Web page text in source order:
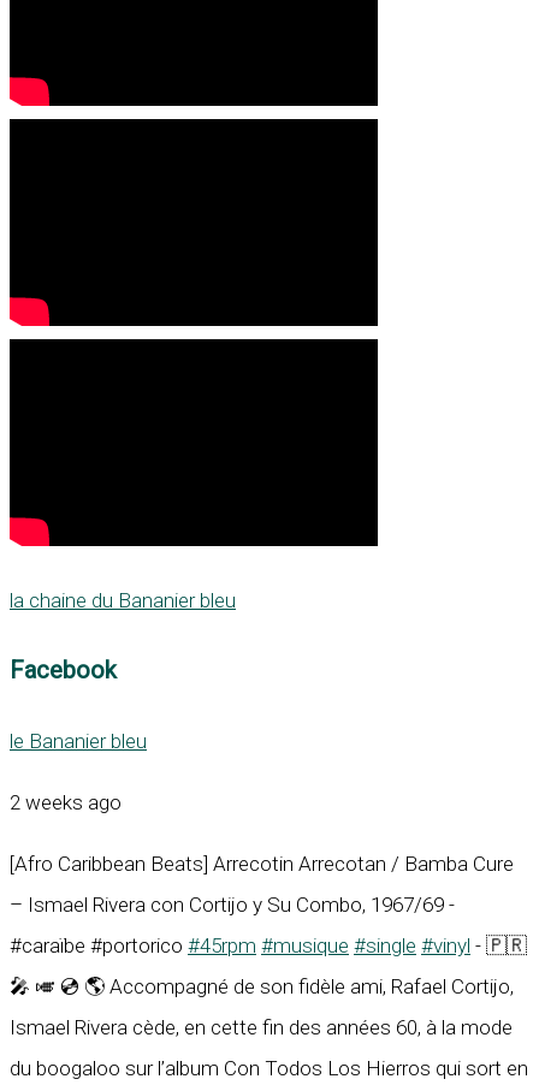
la chaine du Bananier bleu
Facebook
le Bananier bleu
2 weeks ago
[Afro Caribbean Beats] Arrecotin Arrecotan / Bamba Cure
– Ismael Rivera con Cortijo y Su Combo, 1967/69 -
#caraïbe #portorico #45rpm #musique #single #vinyl - 🇵🇷
🎤 🎺 💿 🌎 Accompagné de son fidèle ami, Rafael Cortijo,
Ismael Rivera cède, en cette fin des années 60, à la mode
du boogaloo sur l’album Con Todos Los Hierros qui sort en